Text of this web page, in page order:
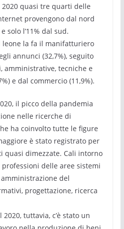
quasi tre quarti delle
provengono dal nord
solo l’11% dal sud.
leone la fa il manifatturiero
annunci (32,7%), seguito
amministrative, tecniche e
e dal commercio (11,9%).
il picco della pandemia
nelle ricerche di
ha coinvolto tutte le figure
è stato registrato per
quasi dimezzate. Cali intorno
delle aree sistemi
del
progettazione, ricerca
tuttavia, c’è stato un